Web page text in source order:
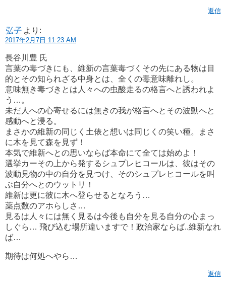
返信
弘子 より:
2017年2月7日 11:23 AM
長谷川豊 氏
言葉の毒づきにも、維新の言葉毒づくその先にある物は目
的とその知られざる中身とは、全くの毒意味離れし。
意味無き毒づきとは人々への虫酸走るの格言へと誘われよ
う…。
未だ人への心寄せるには無きの我が格言へとその波動へと
感動へと浸る。
まさかの維新の同じく土俵と想いは同じくの笑い種。まさ
に木を見て森を見ず！
本気で維新へとの思いならば本命にて全ては始めよ！
選挙カーその上から発するシュプレヒコールは、彼はその
波動見物の中の自分を見つけ、そのシュプレヒコールを叫
ぶ自分へとのウットリ！
維新は更に彼に木へ登らせるとなろう…
薬点数のアホらしさ…
見るは人々には無く見るは今後も自分を見る自分の心まっ
しぐら… 飛び込む場所違いますで！政治家ならば..維新なれ
ば…
期待は何処へやら…
返信